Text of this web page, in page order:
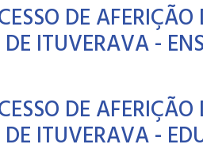
DE
ITUVERAVA -
DE
ITUVERAVA -